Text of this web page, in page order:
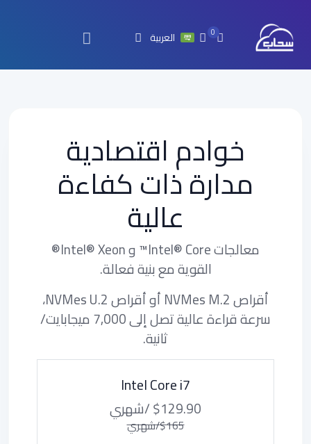
0 العربية
خوادم اقتصادية
مدارة ذات كفاءة
عالية
معالجات Intel® Core™ و Intel® Xeon®
القوية مع بنية فعالة.
أقراص NVMes M.2 أو أقراص NVMes U.2،
سرعة قراءة عالية تصل إلى 7,000 ميجابايت/
ثانية.
Intel Core i7
$129.90 /شهري
$165/شهري